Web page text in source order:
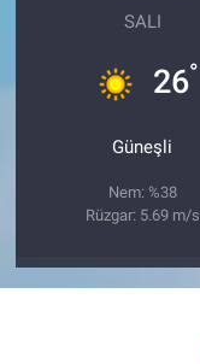
SALI
26°
Güneşli
Nem: %38
Rüzgar: 5.69 m/s